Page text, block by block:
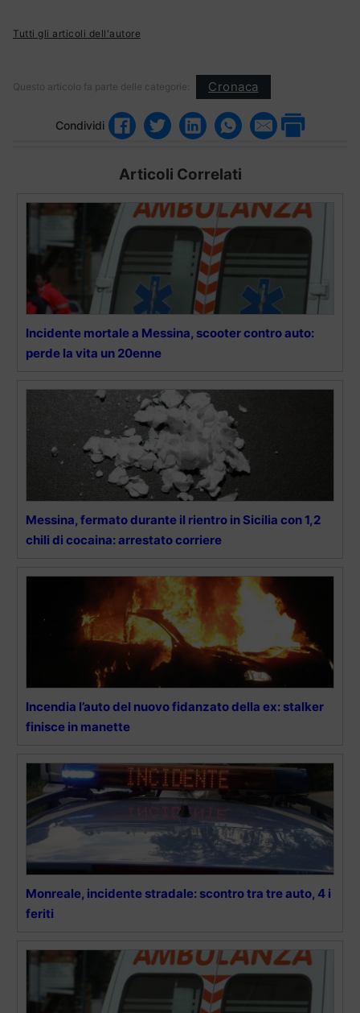
Tutti gli articoli dell'autore
Questo articolo fa parte delle categorie: Cronaca
Condividi
Articoli Correlati
Incidente mortale a Messina, scooter contro auto:
perde la vita un 20enne
Messina, fermato durante il rientro in Sicilia con 1,2
chili di cocaina: arrestato corriere
Incendia l’auto del nuovo fidanzato della ex: stalker
finisce in manette
Monreale, incidente stradale: scontro tra tre auto, 4 i
feriti